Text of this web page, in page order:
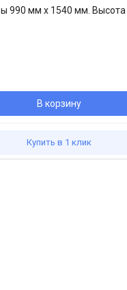
990 мм х 1540 мм.
В корзину
Купить в 1 клик